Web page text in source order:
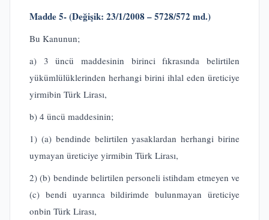
Madde 5-(Değişik: 23/1/2008 – 5728/572 md.)
Bu Kanunun;
a) 3 üncü maddesinin birinci fıkrasında belirtilen
yükümlülüklerinden herhangi birini ihlal eden üreticiye
yirmibin Türk Lirası,
b) 4 üncü maddesinin;
1) (a) bendinde belirtilen yasaklardan herhangi birine
uymayan üreticiye yirmibin Türk Lirası,
2) (b) bendinde belirtilen personeli istihdam etmeyen ve
(c) bendi uyarınca bildirimde bulunmayan üreticiye
onbin Türk Lirası,